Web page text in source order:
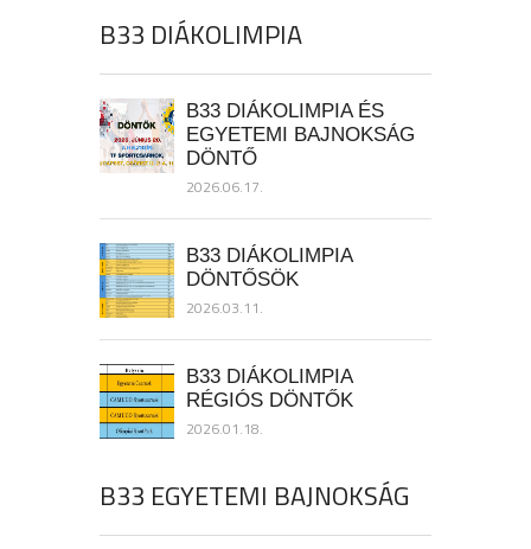
B33 DIÁKOLIMPIA
B33 DIÁKOLIMPIA ÉS
EGYETEMI BAJNOKSÁG
DÖNTŐ
2026.06.17.
B33 DIÁKOLIMPIA
DÖNTŐSÖK
2026.03.11.
B33 DIÁKOLIMPIA
RÉGIÓS DÖNTŐK
2026.01.18.
B33 EGYETEMI BAJNOKSÁG